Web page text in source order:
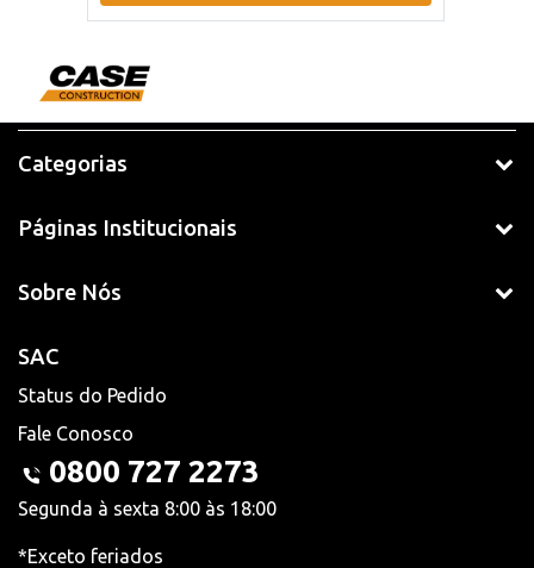
Categorias
Páginas Institucionais
Sobre Nós
SAC
Status do Pedido
Fale Conosco
0800 727 2273
Segunda à sexta 8:00 às 18:00
*Exceto feriados